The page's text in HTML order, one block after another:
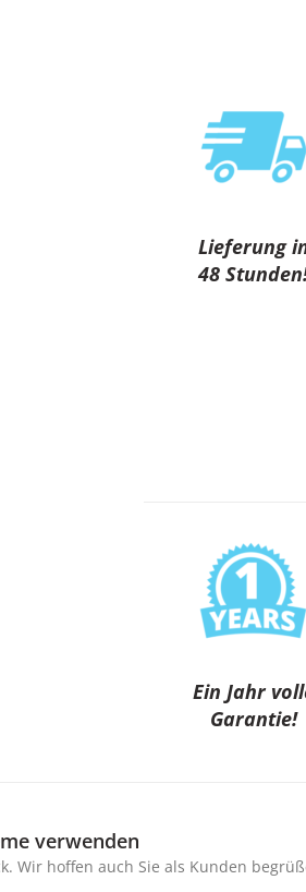
Lieferung
48
Ein Jahr
Garantie!
verwenden
Wir hoffen auch Sie als Kunden